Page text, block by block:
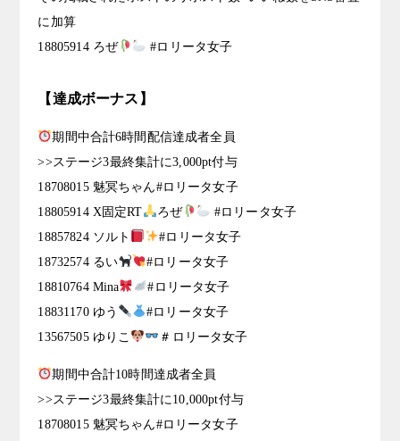
に加算
18805914 ろぜ
#ロリータ女子
【達成ボーナス】
期間中合計6時間配信達成者全員
>>ステージ3最終集計に3,000pt付与
18708015 魅冥ちゃん#ロリータ女子
18805914 X固定RT
ろぜ
#ロリータ女子
18857824 ソルト
#ロリータ女子
18732574 るい
#ロリータ女子
18810764 Mina
#ロリータ女子
18831170 ゆう
#ロリータ女子
13567505 ゆりこ
＃ロリータ女子
期間中合計10時間達成者全員
>>ステージ3最終集計に10,000pt付与
18708015 魅冥ちゃん#ロリータ女子